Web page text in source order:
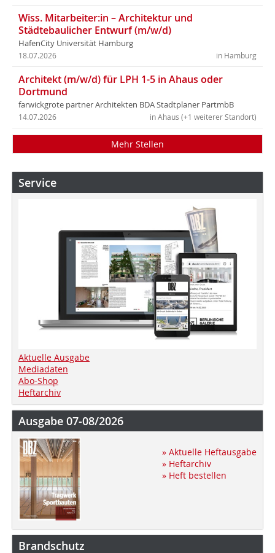
Wiss. Mitarbeiter:in – Architektur und
Städtebaulicher Entwurf (m/w/d)
HafenCity Universität Hamburg
in Hamburg
18.07.2026
Architekt (m/w/d) für LPH 1-5 in Ahaus oder
Dortmund
farwickgrote partner Architekten BDA Stadtplaner PartmbB
in Ahaus (+1 weiterer Standort)
14.07.2026
Mehr Stellen
Service
Aktuelle Ausgabe
Mediadaten
Abo-Shop
Heftarchiv
Ausgabe 07-08/2026
» Aktuelle Heftausgabe
» Heftarchiv
» Heft bestellen
Brandschutz